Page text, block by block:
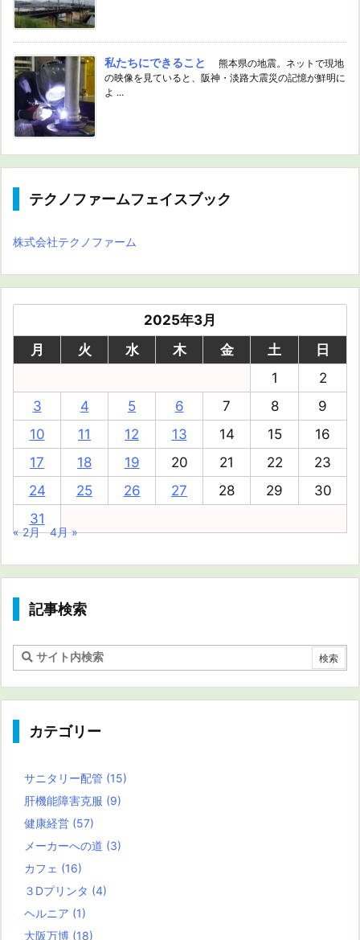
私たちにできること
熊本県の地震。ネットで現地
の映像を見ていると、阪神・淡路大震災の記憶が鮮明に
よ ...
テクノファームフェイスブック
株式会社テクノファーム
2025年3月
月
火 水 木 金 土
日
1
2
3
4 5 6 7 8
9
10
11 12 13 14 15
16
17
18 19 20 21 22
23
24
25 26 27 28 29
30
31
« 2月 4月 »
記事検索
カテゴリー
サニタリー配管 (15)
肝機能障害克服 (9)
健康経営 (57)
メーカーへの道 (3)
カフェ (16)
３Dプリンタ (4)
ヘルニア (1)
大阪万博 (18)